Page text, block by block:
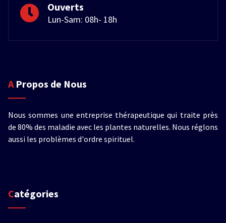
Ouverts
Lun-Sam: 08h- 18h
A Propos de Nous
Nous sommes une entreprise thérapeutique qui traite près
de 80% des maladie avec les plantes naturelles. Nous réglons
aussi les problèmes d'ordre spirituel.
Catégories